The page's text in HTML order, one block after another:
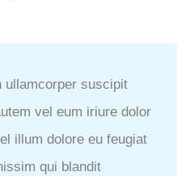
ullamcorper suscipit
vel eum iriure dolor
illum dolore eu feugiat
qui blandit